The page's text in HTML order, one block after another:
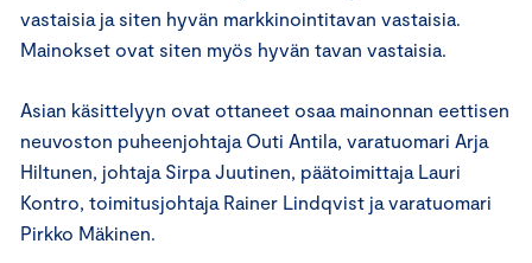
vastaisia ja siten hyvän markkinointitavan vastaisia.
Mainokset ovat siten myös hyvän tavan vastaisia.
Asian käsittelyyn ovat ottaneet osaa mainonnan eettisen
neuvoston puheenjohtaja Outi Antila, varatuomari Arja
Hiltunen, johtaja Sirpa Juutinen, päätoimittaja Lauri
Kontro, toimitusjohtaja Rainer Lindqvist ja varatuomari
Pirkko Mäkinen.